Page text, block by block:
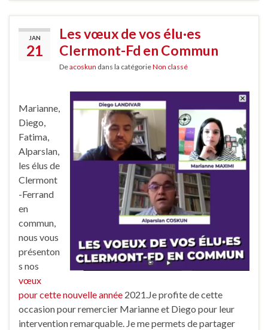
JAN
21
Les vœux de vos élu·es
Clermont-Fd en Commun
Deacoskun dans la catégorieNon classé
Marianne,
Diego,
Fatima,
Alparslan,
les élus de
Clermont
-Ferrand
en
commun,
nous vous
présenton
s nos
vœux
pour cette nouvelle année 2021.Je profite de cette
occasion pour remercier Marianne et Diego pour leur
intervention remarquable. Je me permets de partager